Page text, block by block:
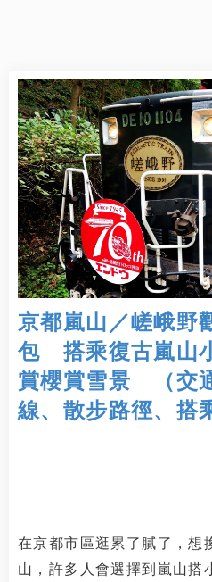
京都嵐山／嵯峨野
包 搭乘復古嵐山
賞櫻賞雪景 （交
線、散步路徑、搭
在京都市區逛累了膩了，想
山，許多人會選擇到嵐山搭